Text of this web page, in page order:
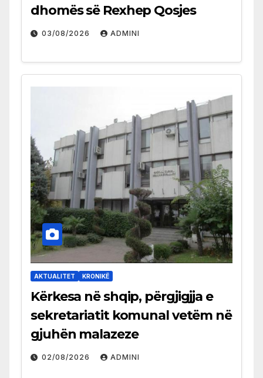
dhomës së Rexhep Qosjes
03/08/2026 ADMINI
AKTUALITET KRONIKË
Kërkesa në shqip, përgjigjja e
sekretariatit komunal vetëm në
gjuhën malazeze
02/08/2026 ADMINI